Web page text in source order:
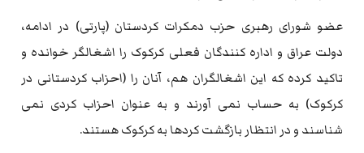
عضو شورای رهبری حزب دمکرات کردستان (پارتی) در ادامه،
دولت عراق و اداره کنندگان فعلی کرکوک را اشغالگر خوانده و
تاکید کرده که این اشغالگران هم، آنان را (احزاب کردستانی در
کرکوک) به حساب نمی آورند و به عنوان احزاب کردی نمی
شناسند و در انتظار بازگشت کردها به کرکوک هستند.